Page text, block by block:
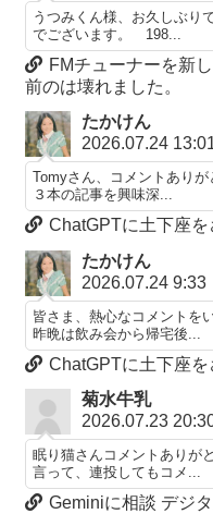
うつみくん様、お久しぶり
でございます。 198...
FMチューナーを新
前のは壊れました。
たかけん
2026.07.24
Tomyさん、コメントあり
３本の記事を興味深...
ChatGPTに土下座を
たかけん
2026.07.24 9:33
皆さま、熱心なコメントを
昨晩は飲み会から帰宅後...
ChatGPTに土下座を
菊水牛乳
2026.07.23
眠り猫さんコメントありが
言って、連投してもコメ...
Geminiに相談 デジ